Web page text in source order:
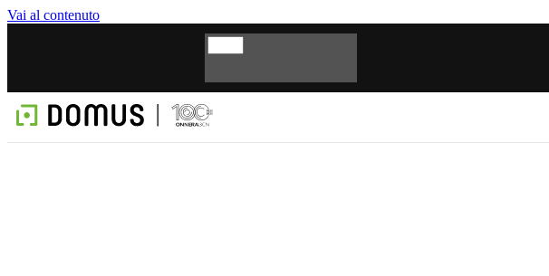
Vai al contenuto